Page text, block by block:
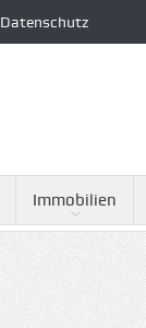
Datenschutz
Immobilien